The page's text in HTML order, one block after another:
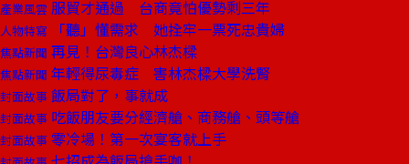
產業風雲 服貿才通過 台商竟怕優勢剩三年
人物特寫 「聽」懂需求 她拴牢一票死忠貴婦
焦點新聞 再見！台灣良心林杰樑
焦點新聞 年輕得尿毒症 害林杰樑大學洗腎
封面故事 飯局對了，事就成
封面故事 吃飯朋友要分經濟艙、商務艙、頭等艙
封面故事 零冷場！第一次宴客就上手